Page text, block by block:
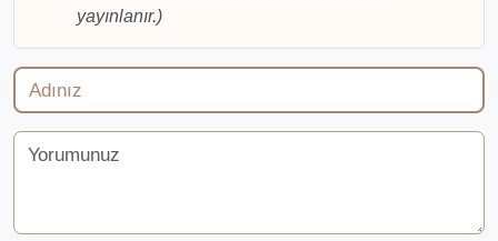
yayınlanır.)